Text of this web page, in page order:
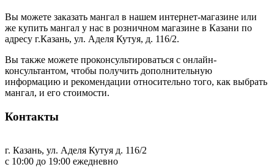
Вы можете заказать мангал в нашем интернет-магазине или
же купить мангал у нас в розничном магазине в Казани по
адресу г.Казань, ул. Аделя Кутуя, д. 116/2.
Вы также можете проконсультироваться с онлайн-
консультантом, чтобы получить дополнительную
информацию и рекомендации относительно того, как выбрать
мангал, и его стоимости.
Контакты
г. Казань, ул. Аделя Кутуя д. 116/2
с 10:00 до 19:00 ежедневно